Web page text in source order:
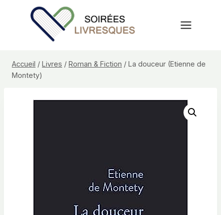
Accueil / Livres / Roman & Fiction / La douceur (Etienne de
Montety)